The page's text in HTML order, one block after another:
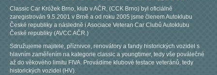
Classic Car Króžek Brno, klub v AČR, (CCK Brno) byl oficiálně
zaregistrován 9.5.2001 v Brně a od roku 2005 jsme členem Autoklubu
České republiky a následně i Asociace Veteran Car Clubů Autoklubu
České republiky (AVCC AČR.)
Sdružujeme majitele, příznivce, renovátory a fandy historických vozidel s
hlavním zaměřením na kategorie classic a youngtimer, tedy vše poválečné
až do věkového limitu FIVA. Provádíme klubové testace veteránů, tedy
historických vozidel (HV).